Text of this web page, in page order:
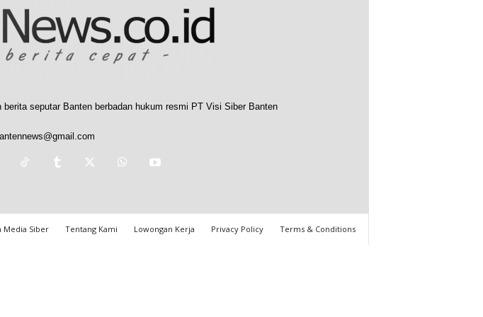
seputar Banten berbadan hukum resmi PT Visi Siber Banten
Media Siber Tentang Kami Lowongan Kerja Privacy Policy Terms & Conditions